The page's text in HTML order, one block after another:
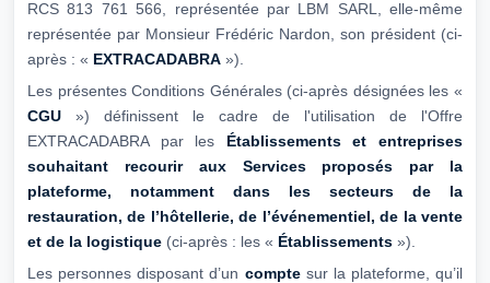
RCS 813 761 566, représentée par LBM SARL, elle-même
représentée par Monsieur Frédéric Nardon, son président (ci-
après : « EXTRACADABRA »).
Les présentes Conditions Générales (ci-après désignées les «
CGU ») définissent le cadre de l'utilisation de l'Offre
EXTRACADABRA par les Établissements et entreprises
souhaitant recourir aux Services proposés par la
plateforme, notamment dans les
secteurs de la
restauration, de l’hôtellerie, de l’événementiel, de la vente
et de la logistique (ci-après : les « Établissements »).
Les personnes disposant d’un comptesur la plateforme, qu’il